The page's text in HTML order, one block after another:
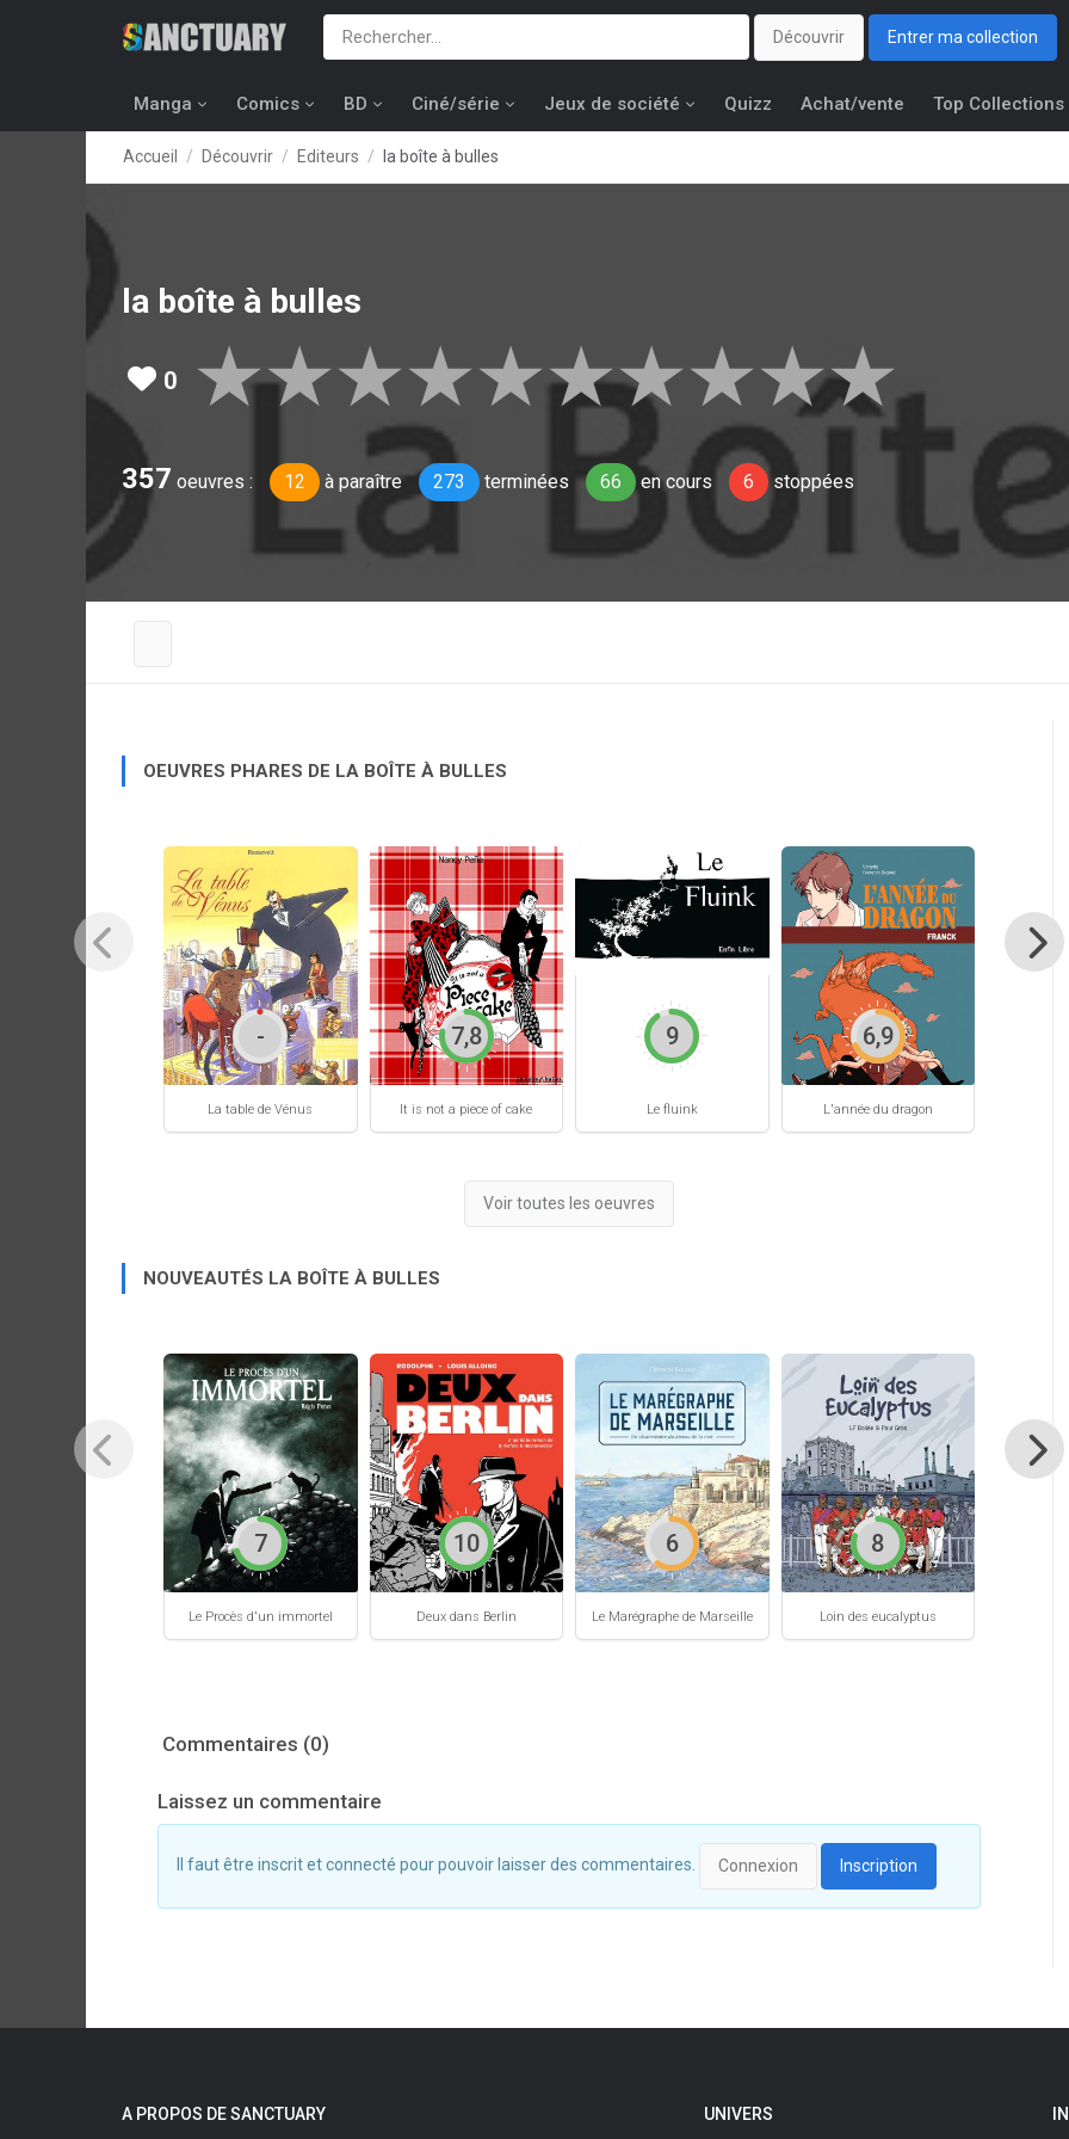
Découvrir Entrer ma collection
Manga Comics BD Ciné/série Jeux de société Quizz Achat/vente Top Collections
Accueil Découvrir Editeurs la boîte à bulles
la boîte à bulles
0 ★
★
★
★
★
★
★
★
★
★
357 oeuvres : 12 à paraître 273 terminées 66 en cours 6 stoppées
OEUVRES PHARES DE LA BOÎTE À BULLES
La table de Vénus
-
It is not a piece of cake
7,8
Le fluink
9
L'année du dragon
6,9
Voir toutes les oeuvres
NOUVEAUTÉS LA BOÎTE À BULLES
Le Procès d'un immortel
7
Deux dans Berlin
10
Le Marégraphe de Marseille
6
Loin des eucalyptus
8
Commentaires (0)
Laissez un commentaire
Il faut être inscrit et connecté pour pouvoir laisser des commentaires. Connexion Inscription
A PROPOS DE SANCTUARY UNIVERS